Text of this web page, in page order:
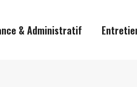
& Administratif